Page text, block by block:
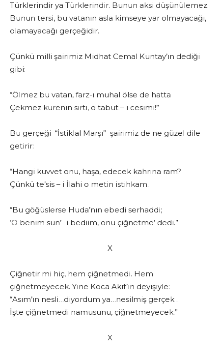
Türklerindir ya Türklerindir. Bunun aksi düşünülemez.
Bunun tersi, bu vatanın asla kimseye yar olmayacağı,
olamayacağı gerçeğidir.
Çünkü milli şairimiz Midhat Cemal Kuntay’ın dediği
gibi:
“Ölmez bu vatan, farz-ı muhal ölse de hatta
Çekmez kürenin sırtı, o tabut – ı cesimi!”
Bu gerçeği “İstiklal Marşı” şairimiz de ne güzel dile
getirir:
“Hangi kuvvet onu, haşa, edecek kahrına ram?
Çünkü te’sis – i İlahi o metin istihkam.
“Bu göğüslerse Huda’nın ebedi serhaddi;
‘O benim sun’- i bediim, onu çiğnetme’ dedi.”
X
Çiğnetir mi hiç, hem çiğnetmedi. Hem
çiğnetmeyecek. Yine Koca Akif’in deyişiyle:
“Asım’ın nesli…diyordum ya…nesilmiş gerçek .
İşte çiğnetmedi namusunu, çiğnetmeyecek.”
X